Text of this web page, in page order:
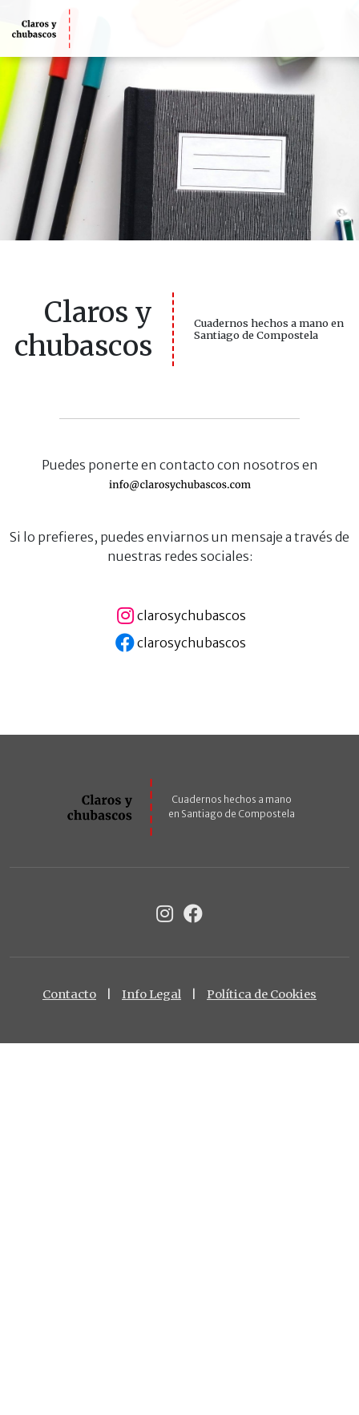
Claros y
chubascos
Cuadernos hechos a mano en
Santiago de Compostela
Puedes ponerte en contacto con nosotros en
Si lo prefieres, puedes enviarnos un mensaje a través de
nuestras redes sociales:
clarosychubascos
clarosychubascos
Cuadernos hechos a mano
en Santiago de Compostela
Contacto Info Legal Política de Cookies